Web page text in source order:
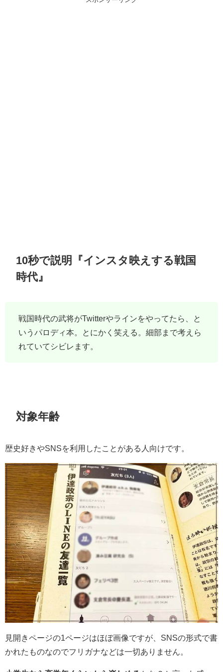
10秒で説明『インスタ映えする戦国
時代』
戦国時代の武将がTwitterやラインをやってたら、と
いうパロディ本。とにかく笑える。細部まで考えら
れていてシビレます。
対象年齢
歴史好きやSNSを利用したことがある人向けです。
見開きページの1ページはほぼ画像ですが、SNSの形式で書
かれたものなのでフリガナなどは一切ありません。